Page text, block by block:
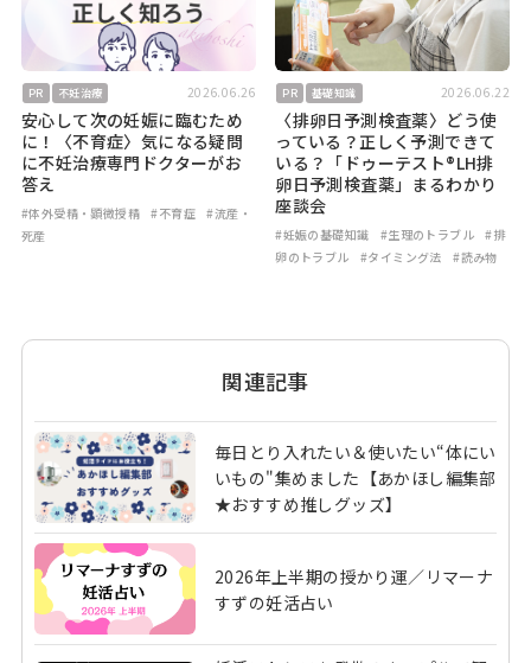
PR 不妊治療 2026.06.26
安心して次の妊娠に臨むため
に！〈不育症〉気になる疑問
に不妊治療専門ドクターがお
答え
#体外受精・顕微授精 #不育症
#流産・
死産
PR 基礎知識 2026.06.22
〈排卵日予測検査薬〉どう使
っている？正しく予測できて
いる？「ドゥーテスト®LH排
卵日予測検査薬」まるわかり
座談会
#妊娠の基礎知識 #生理のトラブル
#排
卵のトラブル
#タイミング法 #読み物
関連記事
毎日とり入れたい＆使いたい“体にい
いもの"集めました【あかほし編集部
★おすすめ推しグッズ】
2026年上半期の授かり運／リマーナ
すずの妊活占い